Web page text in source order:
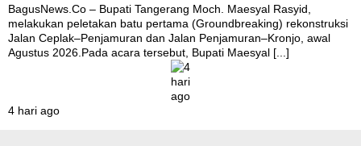
BagusNews.Co – Bupati Tangerang Moch. Maesyal Rasyid,
melakukan peletakan batu pertama (Groundbreaking) rekonstruksi
Jalan Ceplak–Penjamuran dan Jalan Penjamuran–Kronjo, awal
Agustus 2026.Pada acara tersebut, Bupati Maesyal [...]
4 hari ago